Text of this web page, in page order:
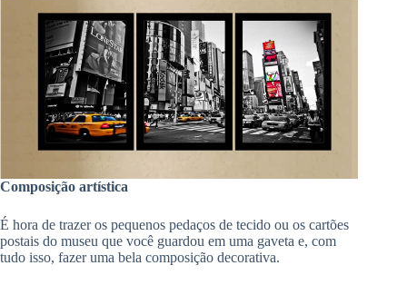
Composição artística
É hora de trazer os pequenos pedaços de tecido ou os cartões
postais do museu que você guardou em uma gaveta e, com
tudo isso, fazer uma bela composição decorativa.